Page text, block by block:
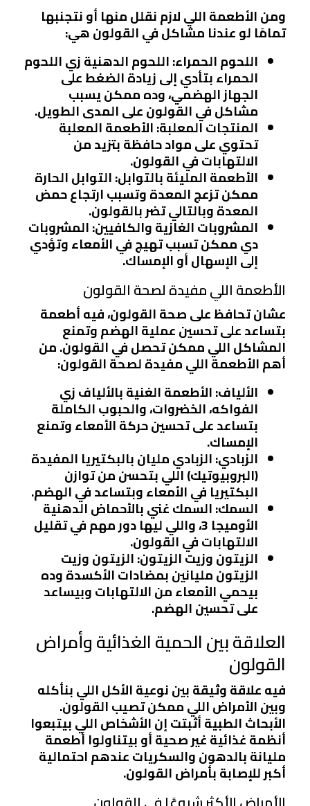
ومن الأطعمة اللي لازم نقلل منها أو نتجنبها
تمامًا لو عندنا مشاكل في القولون هي:
اللحوم الحمراء:اللحوم الدهنية زي اللحوم
الحمراء بتأدي إلى زيادة الضغط على
الجهاز الهضمي، وده ممكن يسبب
مشاكل في القولون على المدى الطويل.
المنتجات المعلبة:الأطعمة المعلبة
تحتوي على مواد حافظة بتزيد من
الالتهابات في القولون.
الأطعمة المليئة بالتوابل:التوابل الحارة
ممكن تزعج المعدة وتسبب ارتجاع حمض
المعدة وبالتالي تضر بالقولون.
المشروبات الغازية والكافيين:المشروبات
دي ممكن تسبب تهيج في الأمعاء وتؤدي
إلى الإسهال أو الإمساك.
الأطعمة اللي مفيدة لصحة القولون
عشان تحافظ على صحة القولون، فيه أطعمة
بتساعد على تحسين عملية الهضم وتمنع
المشاكل اللي ممكن تحصل في القولون. من
أهم الأطعمة اللي مفيدة لصحة القولون:
الألياف:الأطعمة الغنية بالألياف زي
الفواكه، الخضروات، والحبوب الكاملة
بتساعد على تحسين حركة الأمعاء وتمنع
الإمساك.
الزبادي:الزبادي مليان بالبكتيريا المفيدة
(البروبيوتيك) اللي بتحسن من توازن
البكتيريا في الأمعاء وبتساعد في الهضم.
السمك:السمك غني بالأحماض الدهنية
الأوميجا 3، واللي ليها دور مهم في تقليل
الالتهابات في القولون.
الزيتون وزيت الزيتون:الزيتون وزيت
الزيتون مليانين بمضادات الأكسدة وده
بيحمي الأمعاء من الالتهابات وبيساعد
على تحسين الهضم.
العلاقة بين الحمية الغذائية وأمراض
القولون
فيه علاقة وثيقة بين نوعية الأكل اللي بنأكله
وبين الأمراض اللي ممكن تصيب القولون.
الأبحاث الطبية أثبتت إن الأشخاص اللي بيتبعوا
أنظمة غذائية غير صحية أو بيتناولوا أطعمة
مليانة بالدهون والسكريات عندهم احتمالية
أكبر للإصابة بأمراض القولون.